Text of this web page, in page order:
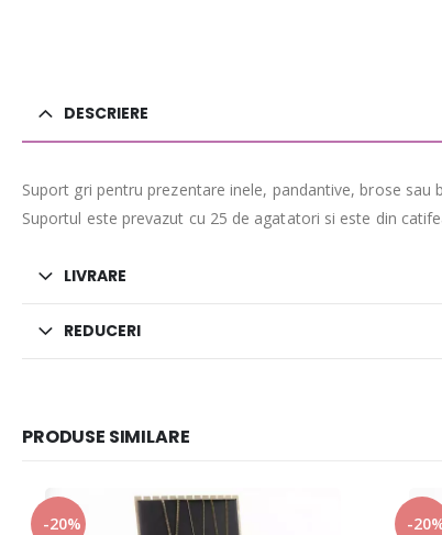
DESCRIERE
Suport gri pentru prezentare inele, pandantive, brose
Suportul este prevazut cu 25 de agatatori si este din
LIVRARE
REDUCERI
PRODUSE SIMILARE
-20%